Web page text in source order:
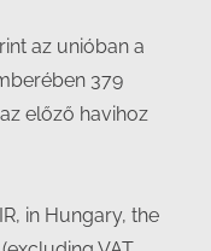
az unióban a
379
előző havihoz
in Hungary, the